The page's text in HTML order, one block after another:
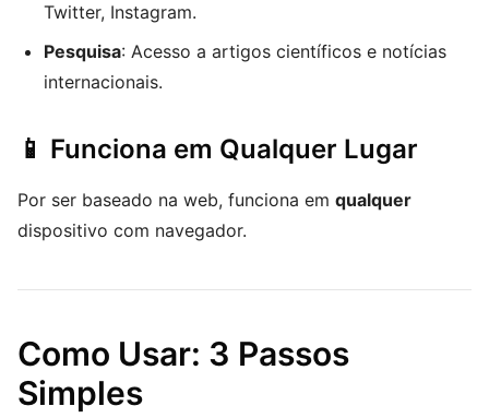
Twitter, Instagram.
Pesquisa: Acesso a artigos científicos e notícias
internacionais.
📱 Funciona em Qualquer Lugar
Por ser baseado na web, funciona em qualquer
dispositivo com navegador.
Como Usar: 3 Passos
Simples